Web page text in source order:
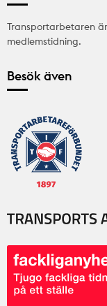
Transportarbetaren
medlemstidning.
Besök även